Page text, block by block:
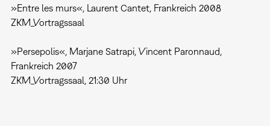
»Entre les murs«, Laurent Cantet, Frankreich 2008
ZKM_Vortragssaal
»Persepolis«, Marjane Satrapi, Vincent Paronnaud,
Frankreich 2007
ZKM_Vortragssaal, 21:30 Uhr